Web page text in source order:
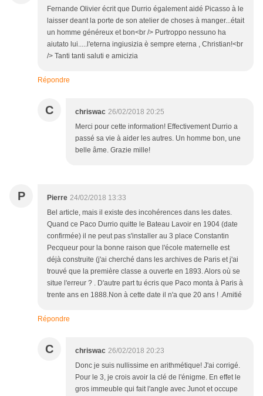
Fernande Olivier écrit que Durrio également aidé Picasso à le
laisser deant la porte de son atelier de choses à manger...était
un homme généreux et bon<br /> Purtroppo nessuno ha
aiutato lui.....l'eterna ingiusizia è sempre eterna , Christian!<br
/> Tanti tanti saluti e amicizia
Répondre
C chriswac 26/02/2018 20:25
Merci pour cette information! Effectivement Durrio a
passé sa vie à aider les autres. Un homme bon, une
belle âme. Grazie mille!
P Pierre 24/02/2018 13:33
Bel article, mais il existe des incohérences dans les dates.
Quand ce Paco Durrio quitte le Bateau Lavoir en 1904 (date
confirmée) il ne peut pas s'installer au 3 place Constantin
Pecqueur pour la bonne raison que l'école maternelle est
déjà construite (j'ai cherché dans les archives de Paris et j'ai
trouvé que la première classe a ouverte en 1893. Alors où se
situe l'erreur ? . D'autre part tu écris que Paco monta à Paris à
trente ans en 1888.Non à cette date il n'a que 20 ans ! .Amitié
Répondre
C chriswac 26/02/2018 20:23
Donc je suis nullissime en arithmétique! J'ai corrigé.
Pour le 3, je crois avoir la clé de l'énigme. En effet le
gros immeuble qui fait l'angle avec Junot et occupe